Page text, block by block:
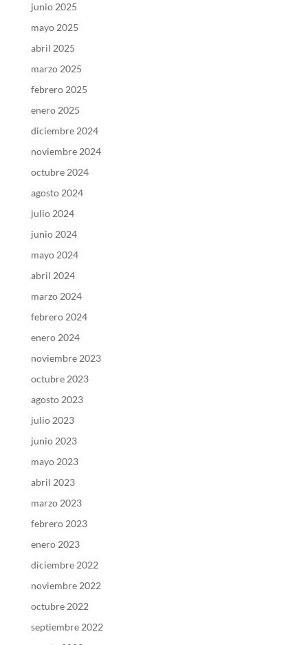
junio 2025
mayo 2025
abril 2025
marzo 2025
febrero 2025
enero 2025
diciembre 2024
noviembre 2024
octubre 2024
agosto 2024
julio 2024
junio 2024
mayo 2024
abril 2024
marzo 2024
febrero 2024
enero 2024
noviembre 2023
octubre 2023
agosto 2023
julio 2023
junio 2023
mayo 2023
abril 2023
marzo 2023
febrero 2023
enero 2023
diciembre 2022
noviembre 2022
octubre 2022
septiembre 2022